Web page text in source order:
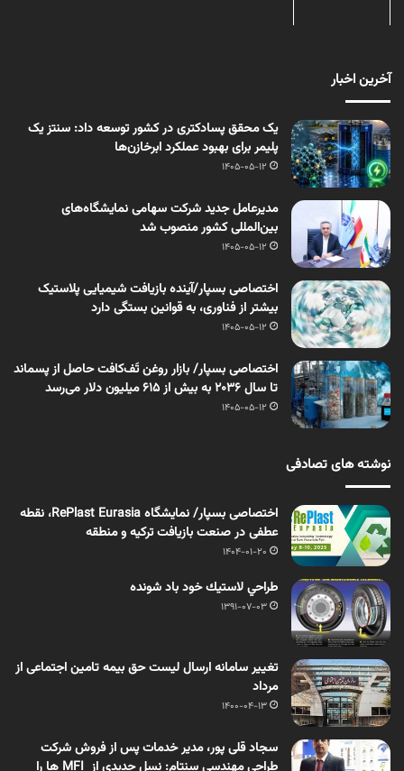
آخرین اخبار
یک محقق پسادکتری در کشور توسعه داد: سنتز یک
پلیمر برای بهبود عملکرد ابرخازن‌ها
1405-05-12
مدیرعامل جدید شرکت سهامی نمایشگاه‌های
بین‌المللی کشور منصوب شد
1405-05-12
اختصاصی بسپار/آینده بازیافت شیمیایی پلاستیک
بیشتر از فناوری، به قوانین بستگی دارد
1405-05-12
اختصاصی بسپار/ بازار روغن تَف‌کافت حاصل از پسماند
تا سال ۲۰۳۶ به بیش از ۶۱۵ میلیون دلار می‌رسد
1405-05-12
نوشته های تصادفی
اختصاصی بسپار/ نمایشگاه RePlast Eurasia، نقطه
عطفی در صنعت بازیافت ترکیه و منطقه
1404-01-20
طراحي لاستيك خود باد شونده
1391-07-03
تغییر سامانه ارسال لیست حق بیمه تامین اجتماعی از
مرداد
1400-04-13
سجاد قلی پور، مدیر خدمات پس از فروش شرکت